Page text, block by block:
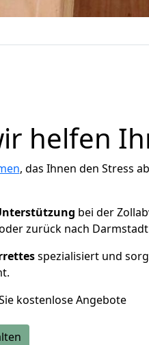
helfen
, das Ihnen den Stress
bei der
zurück nach
spezialisiert und
kostenlose Angebote